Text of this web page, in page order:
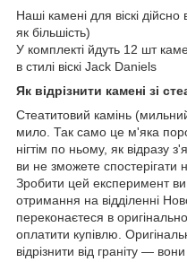
Наші камені для віскі дійсно
як більшість)
У комплекті йдуть 12 шт
в стилі віскі Jack Daniels
Як відрізнити камені зі
Стеатитовий камінь
мило. Так само це м'яка
нігтім по ньому, як відразу
ви не зможете спостерігати
Зробити цей експеримент
отримання на відділенні
переконаєтеся в
оплатити купівлю.
відрізнити від граніту —